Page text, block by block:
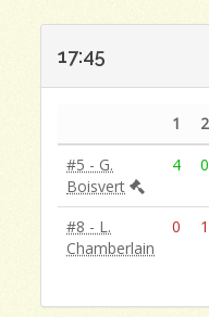
17:45
1 2
#5 - G.
Boisvert
4 0
#8 - L.
Chamberlain
0 1